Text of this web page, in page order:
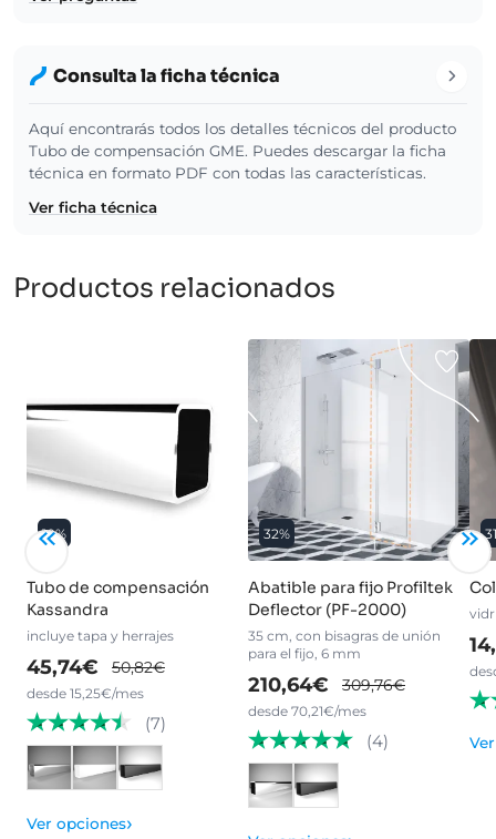
Consulta la ficha técnica
Aquí encontrarás todos los detalles técnicos del producto
Tubo de compensación GME. Puedes descargar la ficha
técnica en formato PDF con todas las características.
Ver ficha técnica
Productos relacionados
10%
Tubo de compensación
Kassandra
incluye tapa y herrajes
45,74€ 50,82€
desde 15,25€/mes
(7)
Ver opciones›
32%
Abatible para fijo Profiltek
Deflector (PF-2000)
35 cm, con bisagras de unión
para el fijo, 6 mm
210,64€ 309,76€
desde 70,21€/mes
(4)